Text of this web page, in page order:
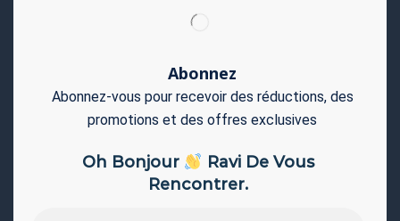
Abonnez
Abonnez-vous pour recevoir des réductions, des
promotions et des offres exclusives
Oh Bonjour
Ravi De Vous
Rencontrer.